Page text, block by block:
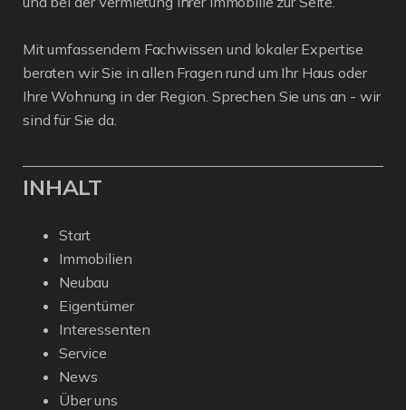
Mit umfassendem Fachwissen und lokaler Expertise
beraten wir Sie in allen Fragen rund um Ihr Haus oder
Ihre Wohnung in der Region. Sprechen Sie uns an - wir
sind für Sie da.
INHALT
Start
Immobilien
Neubau
Eigentümer
Interessenten
Service
News
Über uns